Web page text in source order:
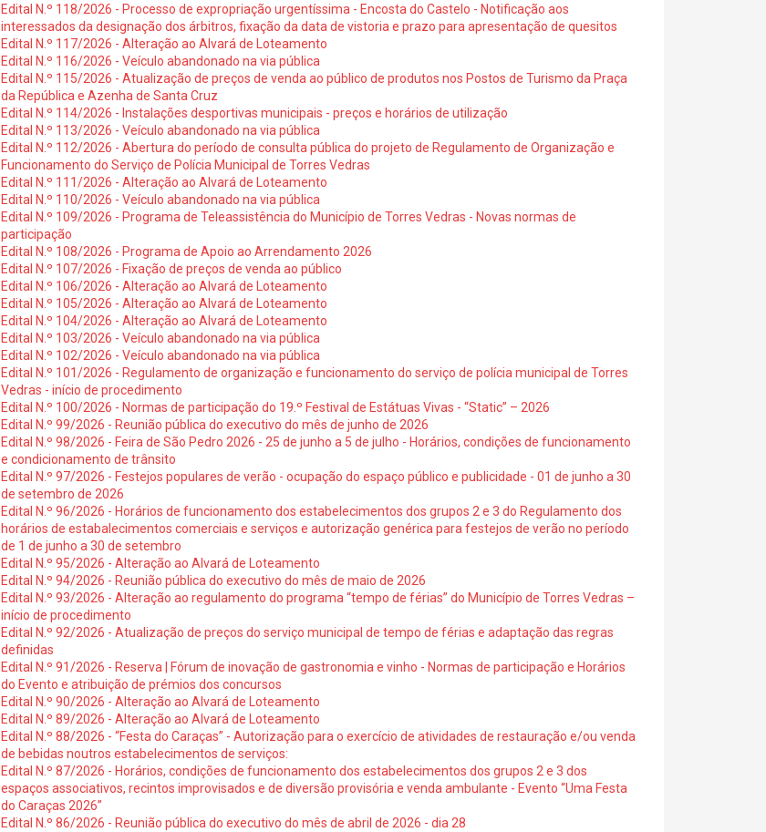
Edital N.º 118/2026 - Processo de expropriação urgentíssima - Encosta do Castelo - Notificação aos
interessados da designação dos árbitros, fixação da data de vistoria e prazo para apresentação de quesitos
Edital N.º 117/2026 - Alteração ao Alvará de Loteamento
Edital N.º 116/2026 - Veículo abandonado na via pública
Edital N.º 115/2026 - Atualização de preços de venda ao público de produtos nos Postos de Turismo da Praça
da República e Azenha de Santa Cruz
Edital N.º 114/2026 - Instalações desportivas municipais - preços e horários de utilização
Edital N.º 113/2026 - Veículo abandonado na via pública
Edital N.º 112/2026 - Abertura do período de consulta pública do projeto de Regulamento de Organização e
Funcionamento do Serviço de Polícia Municipal de Torres Vedras
Edital N.º 111/2026 - Alteração ao Alvará de Loteamento
Edital N.º 110/2026 - Veículo abandonado na via pública
Edital N.º 109/2026 - Programa de Teleassistência do Município de Torres Vedras - Novas normas de
participação
Edital N.º 108/2026 - Programa de Apoio ao Arrendamento 2026
Edital N.º 107/2026 - Fixação de preços de venda ao público
Edital N.º 106/2026 - Alteração ao Alvará de Loteamento
Edital N.º 105/2026 - Alteração ao Alvará de Loteamento
Edital N.º 104/2026 - Alteração ao Alvará de Loteamento
Edital N.º 103/2026 - Veículo abandonado na via pública
Edital N.º 102/2026 - Veículo abandonado na via pública
Edital N.º 101/2026 - Regulamento de organização e funcionamento do serviço de polícia municipal de Torres
Vedras - início de procedimento
Edital N.º 100/2026 - Normas de participação do 19.º Festival de Estátuas Vivas - “Static” – 2026
Edital N.º 99/2026 - Reunião pública do executivo do mês de junho de 2026
Edital N.º 98/2026 - Feira de São Pedro 2026 - 25 de junho a 5 de julho - Horários, condições de funcionamento
e condicionamento de trânsito
Edital N.º 97/2026 - Festejos populares de verão - ocupação do espaço público e publicidade - 01 de junho a 30
de setembro de 2026
Edital N.º 96/2026 - Horários de funcionamento dos estabelecimentos dos grupos 2 e 3 do Regulamento dos
horários de estabalecimentos comerciais e serviços e autorização genérica para festejos de verão no período
de 1 de junho a 30 de setembro
Edital N.º 95/2026 - Alteração ao Alvará de Loteamento
Edital N.º 94/2026 - Reunião pública do executivo do mês de maio de 2026
Edital N.º 93/2026 - Alteração ao regulamento do programa “tempo de férias” do Município de Torres Vedras –
início de procedimento
Edital N.º 92/2026 - Atualização de preços do serviço municipal de tempo de férias e adaptação das regras
definidas
Edital N.º 91/2026 - Reserva | Fórum de inovação de gastronomia e vinho - Normas de participação e Horários
do Evento e atribuição de prémios dos concursos
Edital N.º 90/2026 - Alteração ao Alvará de Loteamento
Edital N.º 89/2026 - Alteração ao Alvará de Loteamento
Edital N.º 88/2026 - “Festa do Caraças” - Autorização para o exercício de atividades de restauração e/ou venda
de bebidas noutros estabelecimentos de serviços:
Edital N.º 87/2026 - Horários, condições de funcionamento dos estabelecimentos dos grupos 2 e 3 dos
espaços associativos, recintos improvisados e de diversão provisória e venda ambulante - Evento “Uma Festa
do Caraças 2026”
Edital N.º 86/2026 - Reunião pública do executivo do mês de abril de 2026 - dia 28